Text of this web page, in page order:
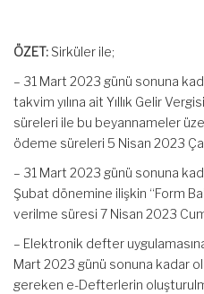
ÖZET: Sirküler ile;
– 31 Mart 2023 günü sonuna
takvim yılına ait Yıllık Gelir
süreleri ile bu beyannameler
ödeme süreleri 5 Nisan 2023
– 31 Mart 2023 günü sonuna
Şubat dönemine ilişkin “Form
verilme süresi 7 Nisan 2023
– Elektronik defter
Mart 2023 günü sonuna kadar
gereken e-Defterlerin